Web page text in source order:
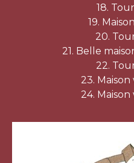
18.
19.
20.
21. Belle
22.
23.
24.